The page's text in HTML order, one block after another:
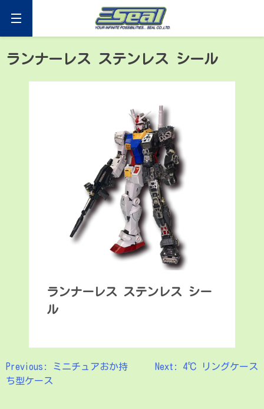
content
ランナーレス ステンレス シール
ランナーレス ステンレス シー
ル
投
Previous:
ミニチュアおか持
ち型ケース
Next: 4℃ リングケース